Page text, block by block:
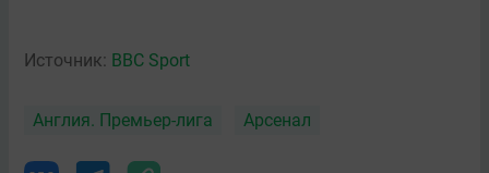
Источник: BBC Sport
Англия. Премьер-лига Арсенал